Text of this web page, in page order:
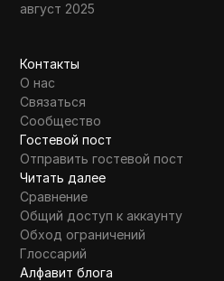
август 2025
Контакты
О нас
Связаться
Сообщество
Гостевой пост
Отправить гостевой пост
Читать далее
Сравнение
Общий доступ к аккаунту
Обход ограничений
Глоссарий
Алфавит блога